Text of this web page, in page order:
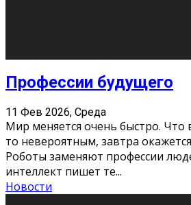
Как бороться со
11 Фев 2026, Среда
Стресс – нормальная реакция
факторов, воздействующих на
больше, чем ресурсов. Есть
стрессовым состояни
Новости